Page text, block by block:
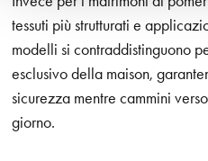
tessuti più strutturati e
modelli si contraddistinguono
esclusivo della maison,
sicurezza mentre cammini
giorno.